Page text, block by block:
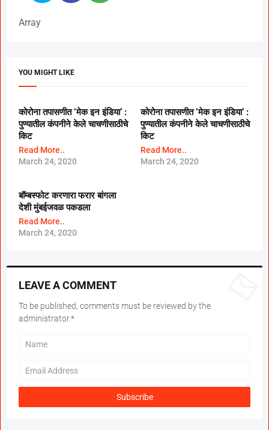
Array
YOU MIGHT LIKE
कोरोना तपासणीत ‘मेक इन इंडिया’ :
पुण्यातील कंपनीने केले चाचणीसाठीचे
किट
Read More..
March 24, 2020
कोरोना तपासणीत ‘मेक इन इंडिया’ :
पुण्यातील कंपनीने केले चाचणीसाठीचे
किट
Read More..
March 24, 2020
बॉम्बस्फोट करणारा फरार बांगला
देशी मुंबईजवळ पकडला
Read More..
March 24, 2020
LEAVE A COMMENT
To be published, comments must be reviewed by the
administrator.*